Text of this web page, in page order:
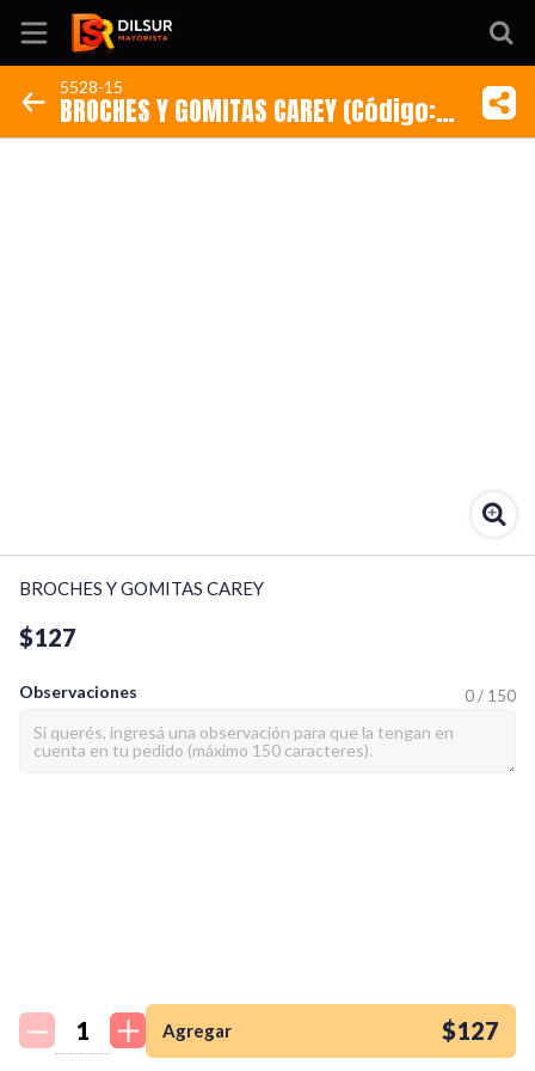
Inicio
tienda así para mi
emprendimiento!
5528-15
BROCHES Y GOMITAS CAREY (Código:
5528-15)
BROCHES Y GOMITAS CAREY
$127
Observaciones 0 / 150
Agregar $127